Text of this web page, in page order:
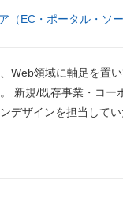
（EC・ポータル・ソー
Web領域に軸足を置
新規/既存事業・コー
デザインを担当してい